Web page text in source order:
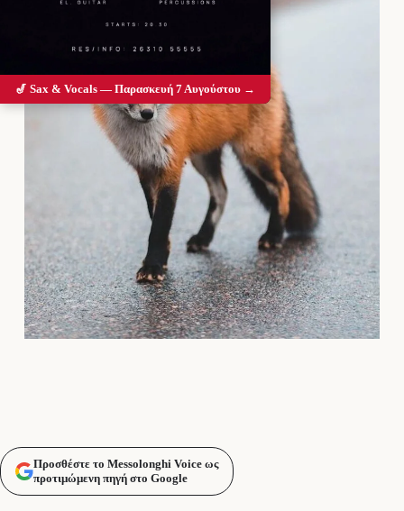
Προσθέστε το Messolonghi Voice ως
προτιμώμενη πηγή στο Google
🎷 Sax & Vocals — Παρασκευή 7 Αυγούστου →